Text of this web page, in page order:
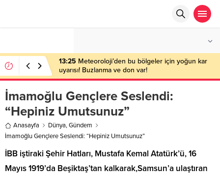
13:25 Meteoroloji’den bu bölgeler için yoğun kar
uyarısı! Buzlanma ve don var!
İmamoğlu Gençlere Seslendi:
“Hepiniz Umutsunuz”
Anasayfa Dünya,Gündem
İmamoğlu Gençlere Seslendi: “Hepiniz Umutsunuz”
İBB iştiraki Şehir Hatları, Mustafa Kemal Atatürk’ü, 16
Mayıs 1919’da Beşiktaş’tan kalkarak,Samsun’a ulaştıran